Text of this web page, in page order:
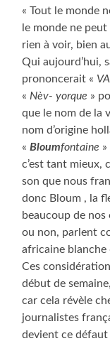
« Tout le monde
le monde ne peut
rien à voir, bien
Qui aujourd’hui,
prononcerait «
« Nèv- yorque »
que le nom de la
nom d’origine
«Bloumfontaine
c’est tant mieux,
son que nous
donc Bloum , la
beaucoup de
ou non, parlent
africaine blanche
Ces
début de
car cela révèle
journalistes
devient ce défaut